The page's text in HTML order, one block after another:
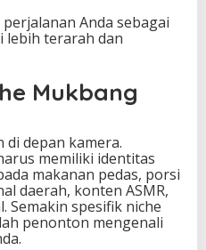
Anda sebagai
lebih terarah dan
Mukbang
di depan kamera.
memiliki identitas
makanan pedas, porsi
daerah, konten ASMR,
Semakin spesifik niche
penonton mengenali